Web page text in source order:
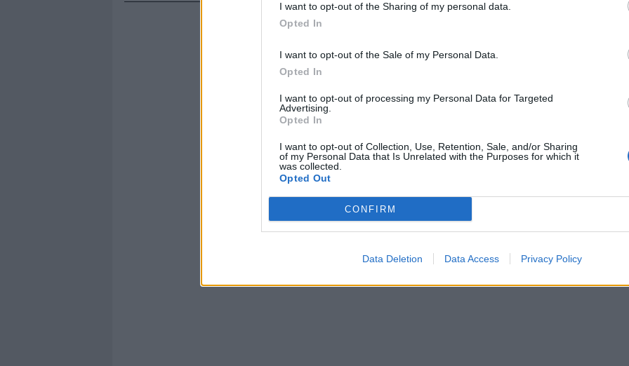
I want to opt-out of the Sharing of my personal data.
Opted In
I want to opt-out of the Sale of my Personal Data.
Opted In
I want to opt-out of processing my Personal Data for Targeted
Advertising.
Opted In
I want to opt-out of Collection, Use, Retention, Sale, and/or Sharing
of my Personal Data that Is Unrelated with the Purposes for which it
was collected.
Opted Out
CONFIRM
Data Deletion Data Access Privacy Policy
americana